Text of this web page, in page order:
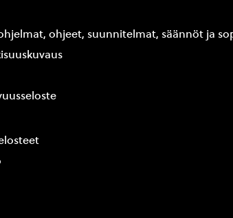
ohjeet, suunnitelmat, säännöt ja